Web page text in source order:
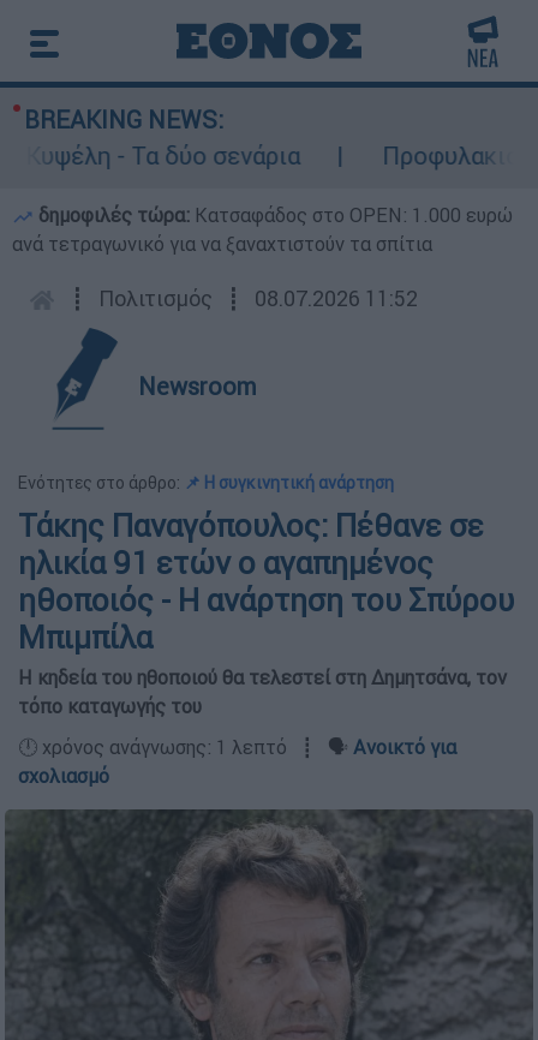
BREAKING NEWS:
- Τα δύο σενάρια
Προφυλακιστέος
δημοφιλές τώρα: Κατσαφάδος στο OPEN: 1.000 ευρώ
ανά τετραγωνικό για να ξαναχτιστούν τα σπίτια
┋ Πολιτισμός ┋ 08.07.2026 11:52
Newsroom
Ενότητες στο άρθρο: 📌 Η συγκινητική ανάρτηση
Τάκης Παναγόπουλος: Πέθανε σε
ηλικία 91 ετών ο αγαπημένος
ηθοποιός - Η ανάρτηση του Σπύρου
Μπιμπίλα
Η κηδεία του ηθοποιού θα τελεστεί στη Δημητσάνα, τον
τόπο καταγωγής του
🕛 χρόνος ανάγνωσης: 1 λεπτό ┋ 🗣️ Ανοικτό για
σχολιασμό